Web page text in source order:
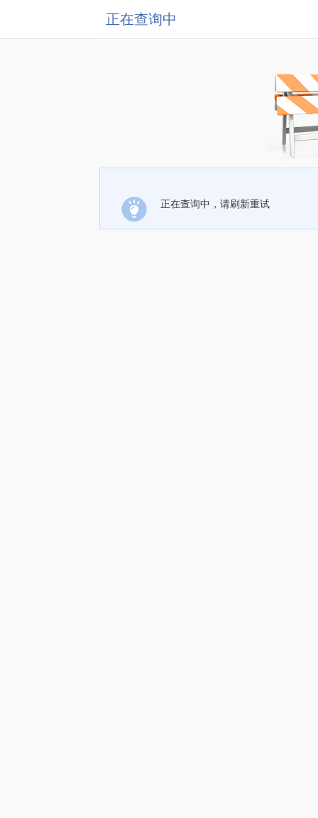
正在查询中
正在查询中，请刷新重试